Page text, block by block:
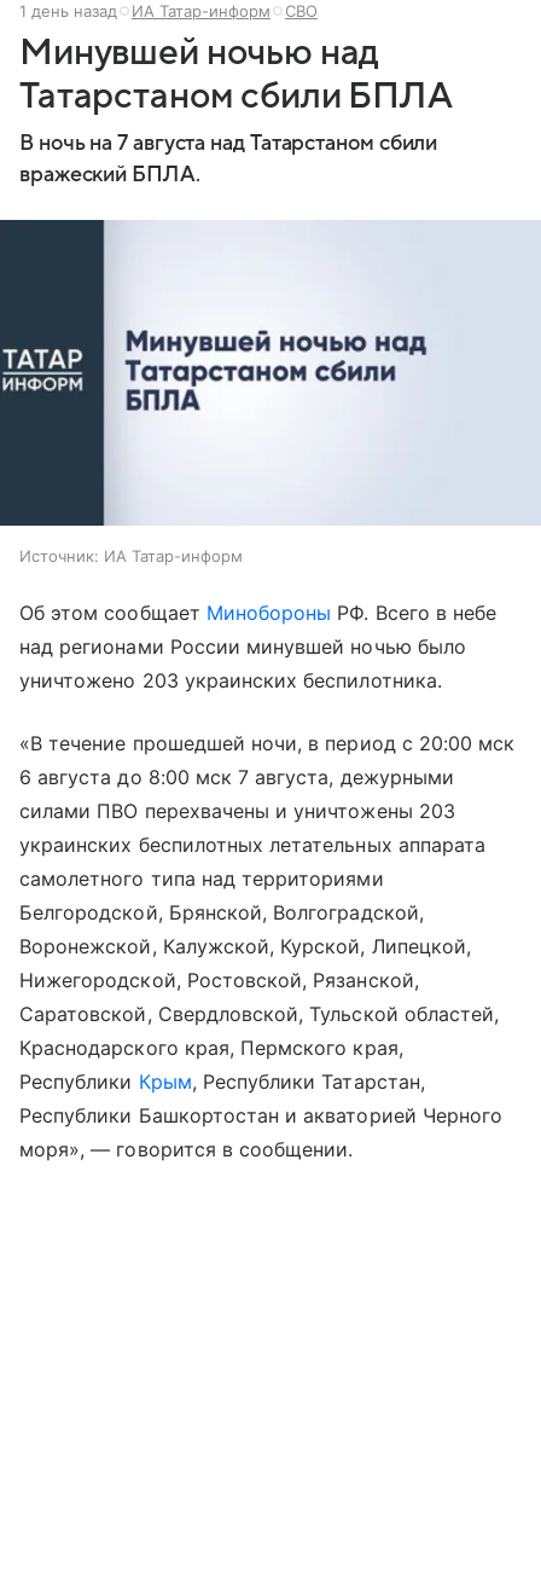
1 день назад ИА Татар-информ СВО
Минувшей ночью над
Татарстаном сбили БПЛА
В ночь на 7 августа над Татарстаном сбили
вражеский БПЛА.
Источник: ИА Татар-информ
Об этом сообщает Минобороны РФ. Всего в небе
над регионами России минувшей ночью было
уничтожено 203 украинских беспилотника.
«В течение прошедшей ночи, в период с 20:00 мск
6 августа до 8:00 мск 7 августа, дежурными
силами ПВО перехвачены и уничтожены 203
украинских беспилотных летательных аппарата
самолетного типа над территориями
Белгородской, Брянской, Волгоградской,
Воронежской, Калужской, Курской, Липецкой,
Нижегородской, Ростовской, Рязанской,
Саратовской, Свердловской, Тульской областей,
Краснодарского края, Пермского края,
Республики Крым, Республики Татарстан,
Республики Башкортостан и акваторией Черного
моря», — говорится в сообщении.